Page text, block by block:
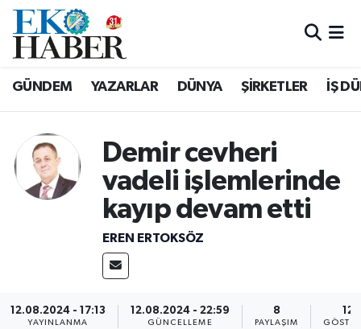
GÜNDEM YAZARLAR DÜNYA ŞİRKETLER İŞ
Demir cevheri
vadeli işlemlerinde
kayıp devam etti
EREN ERTOKSÖZ
12.08.2024 - 17:13
YAYINLANMA
12.08.2024 - 22:59
GÜNCELLEME
8
PAYLAŞIM
12
Hava Durumu
Süper Lig Puan Durumu ve Fikstür
Tüm Manşetler
Son Dakika Haberleri
Haber Arşivi